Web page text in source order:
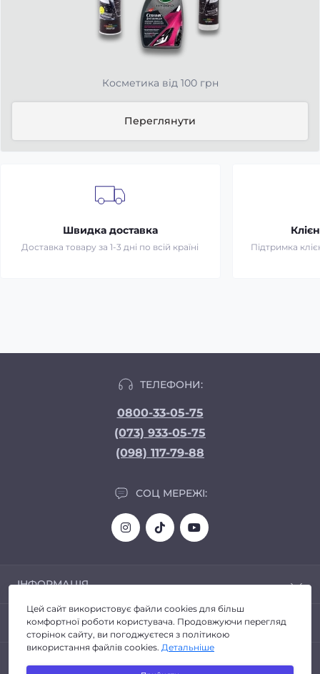
Косметика від 100 грн
Переглянути
Швидка доставка
Доставка товару за 1-3 дні по всій країні Підтримка
ТЕЛЕФОНИ:
0800-33-05-75
(073) 933-05-75
(098) 117-79-88
СОЦ МЕРЕЖІ:
ІНФОРМАЦІЯ
Доставка та Оплата
Про магазин
Політика конфіденційності
Договір публічної оферти
ПОПУЛЯРНЕ
Автозвук
Головні пристрої
Цей сайт використовує файли cookies для більш
комфортної роботи користувача. Продовжуючи перегляд
сторінок сайту, ви погоджуєтеся з політикою
використання файлів cookies. Детальніше